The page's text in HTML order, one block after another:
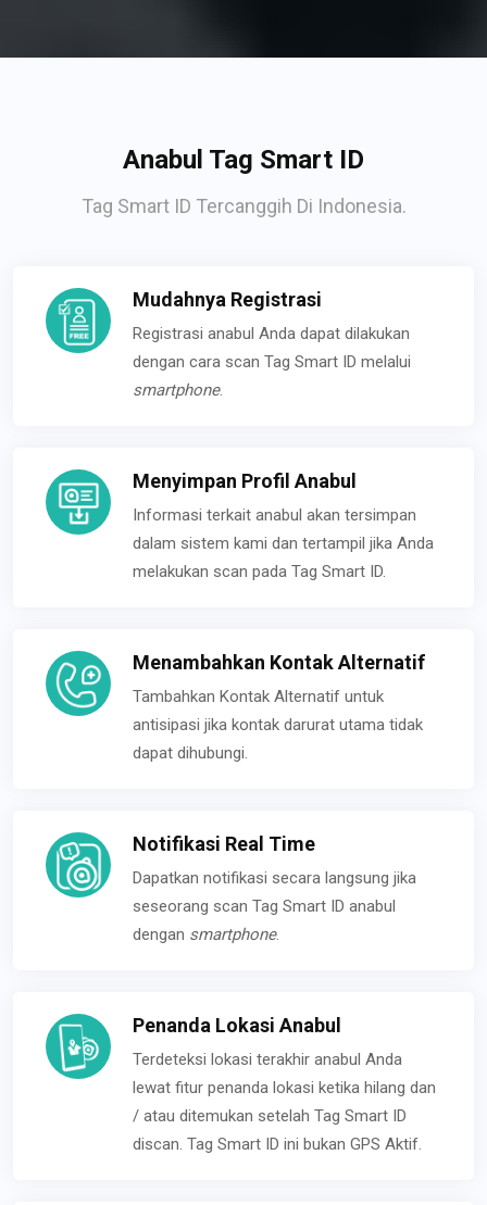
Anabul Tag Smart ID
Tag Smart ID Tercanggih Di Indonesia.
Mudahnya Registrasi
Registrasi anabul Anda dapat dilakukan
dengan cara scan Tag Smart ID melalui
smartphone.
Menyimpan Profil Anabul
Informasi terkait anabul akan tersimpan
dalam sistem kami dan tertampil jika Anda
melakukan scan pada Tag Smart ID.
Menambahkan Kontak Alternatif
Tambahkan Kontak Alternatif untuk
antisipasi jika kontak darurat utama tidak
dapat dihubungi.
Notifikasi Real Time
Dapatkan notifikasi secara langsung jika
seseorang scan Tag Smart ID anabul
dengan smartphone.
Penanda Lokasi Anabul
Terdeteksi lokasi terakhir anabul Anda
lewat fitur penanda lokasi ketika hilang dan
/ atau ditemukan setelah Tag Smart ID
discan. Tag Smart ID ini bukan GPS Aktif.